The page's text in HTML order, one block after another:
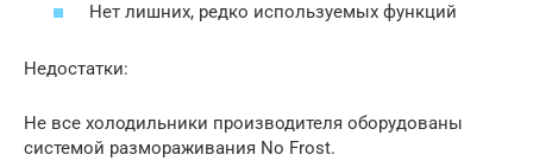
Нет лишних, редко используемых функций
Недостатки:
Не все холодильники производителя оборудованы
системой размораживания No Frost.